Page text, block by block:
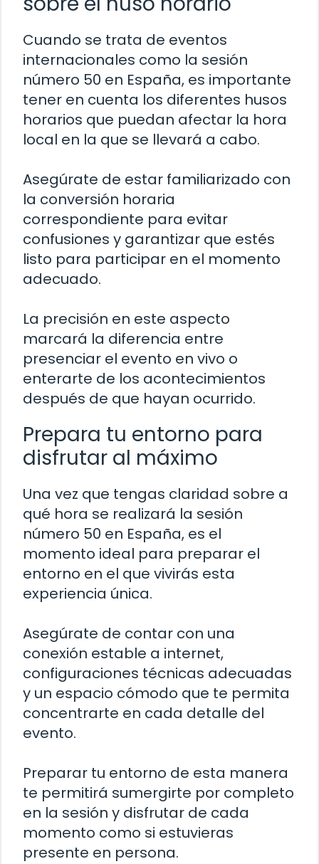
Cuando se trata de eventos
internacionales como la sesión
número 50 en España, es importante
tener en cuenta los diferentes husos
horarios que puedan afectar la hora
local en la que se llevará a cabo.
Asegúrate de estar familiarizado con
la conversión horaria
correspondiente para evitar
confusiones y garantizar que estés
listo para participar en el momento
adecuado.
La precisión en este aspecto
marcará la diferencia entre
presenciar el evento en vivo o
enterarte de los acontecimientos
después de que hayan ocurrido.
Prepara tu entorno para
disfrutar al máximo
Una vez que tengas claridad sobre a
qué hora se realizará la sesión
número 50 en España, es el
momento ideal para preparar el
entorno en el que vivirás esta
experiencia única.
Asegúrate de contar con una
conexión estable a internet,
configuraciones técnicas adecuadas
y un espacio cómodo que te permita
concentrarte en cada detalle del
evento.
Preparar tu entorno de esta manera
te permitirá sumergirte por completo
en la sesión y disfrutar de cada
momento como si estuvieras
presente en persona.